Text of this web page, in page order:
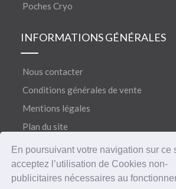
En poursuivant votre navigation sur ce
acceptez l’utilisation de Cookies non-
publicitaires nécessaires au
Poches Cryo
INFORMATIONS GÉNÉRALES
Nous contacter
Conditions générales de vente
Mentions légales
Plan du site
Copyright 2018©CERECARE® • Tous droits